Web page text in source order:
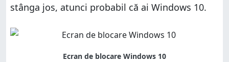
stânga jos, atunci probabil că ai Windows 10.